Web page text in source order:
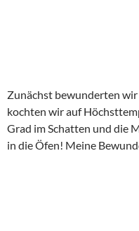
Zunächst bewunderten
kochten wir auf
Grad im Schatten und die
in die Öfen! Meine